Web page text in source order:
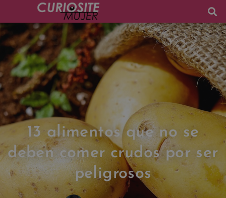
13 alimentos que no se
deben comer crudos por ser
peligrosos